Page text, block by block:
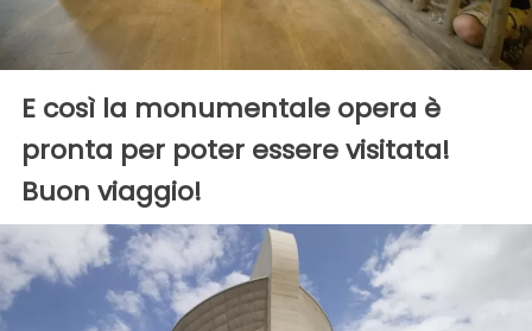
E così la monumentale opera è
pronta per poter essere visitata!
Buon viaggio!